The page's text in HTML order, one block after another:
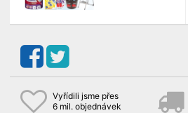
Vyřídili jsme přes
6 mil. objednávek